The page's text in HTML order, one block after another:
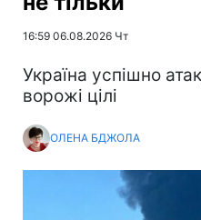
16:59 06.08.2026 Чт
Україна успішно
ворожі цілі
ОЛЕНА БДЖОЛА